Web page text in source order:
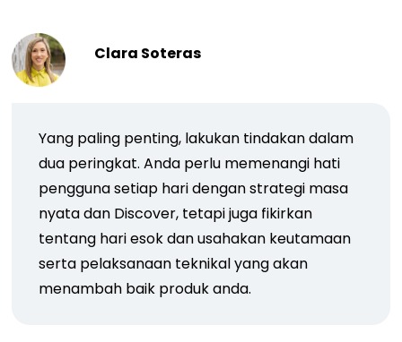
Clara Soteras
Yang paling penting, lakukan tindakan dalam
dua peringkat. Anda perlu memenangi hati
pengguna setiap hari dengan strategi masa
nyata dan Discover, tetapi juga fikirkan
tentang hari esok dan usahakan keutamaan
serta pelaksanaan teknikal yang akan
menambah baik produk anda.